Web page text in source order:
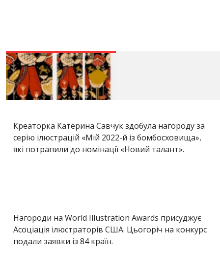
Креаторка Катерина Савчук здобула нагороду за
серію ілюстрацій «Мій 2022-й із бомбосховища»,
які потрапили до номінації «Новий талант».
Нагороди на World Illustration Awards присуджує
Асоціація ілюстраторів США. Цьогоріч на конкурс
подали заявки із 84 країн.